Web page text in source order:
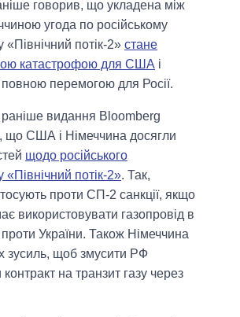
говорив, що укладена між
угода по російському
«Північний потік-2» стане
катастрофою для США і
повною перемогою для Росії.
видання Bloomberg
що США і Німеччина досягли
щодо російського
«Північний потік-2». Так,
проти СП-2 санкції, якщо
використовувати газопровід в
проти України. Також Німеччина
зусиль, щоб змусити РФ
на транзит газу через